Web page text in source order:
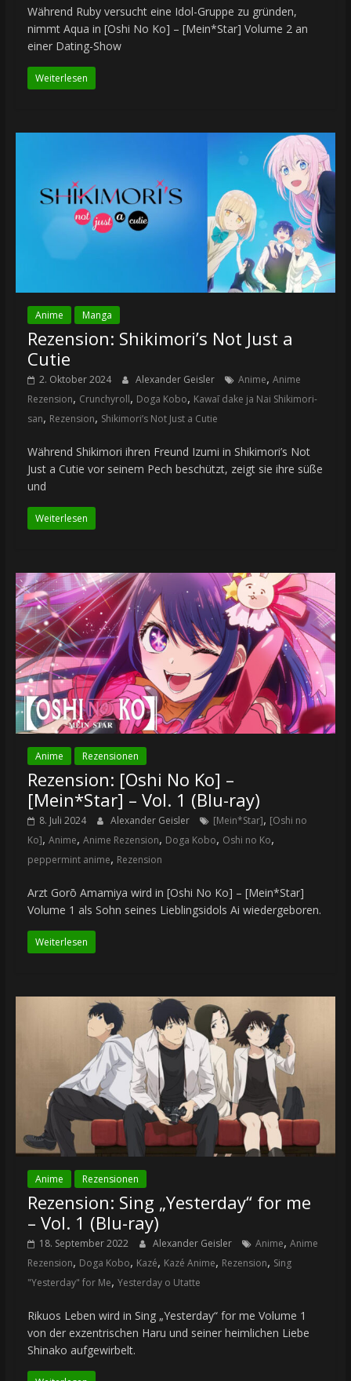
Während Ruby versucht eine Idol-Gruppe zu gründen,
nimmt Aqua in [Oshi No Ko] – [Mein*Star] Volume 2 an
einer Dating-Show
Weiterlesen
Anime Manga
Rezension: Shikimori’s Not Just a
Cutie
2. Oktober 2024 Alexander Geisler Anime, Anime
Rezension, Crunchyroll, Doga Kobo, Kawaī dake ja Nai Shikimori-
san, Rezension, Shikimori’s Not Just a Cutie
Während Shikimori ihren Freund Izumi in Shikimori’s Not
Just a Cutie vor seinem Pech beschützt, zeigt sie ihre süße
und
Weiterlesen
Anime Rezensionen
Rezension: [Oshi No Ko] –
[Mein*Star] – Vol. 1 (Blu-ray)
8. Juli 2024 Alexander Geisler [Mein*Star], [Oshi no
Ko], Anime, Anime Rezension, Doga Kobo, Oshi no Ko,
peppermint anime, Rezension
Arzt Gorō Amamiya wird in [Oshi No Ko] – [Mein*Star]
Volume 1 als Sohn seines Lieblingsidols Ai wiedergeboren.
Weiterlesen
Anime Rezensionen
Rezension: Sing „Yesterday“ for me
– Vol. 1 (Blu-ray)
18. September 2022 Alexander Geisler Anime, Anime
Rezension, Doga Kobo, Kazé, Kazé Anime, Rezension, Sing
"Yesterday" for Me, Yesterday o Utatte
Rikuos Leben wird in Sing „Yesterday“ for me Volume 1
von der exzentrischen Haru und seiner heimlichen Liebe
Shinako aufgewirbelt.